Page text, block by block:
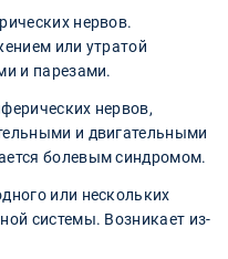
нервов.
или утратой
и парезами.
нервов,
и двигательными
болевым синдромом.
или нескольких
системы. Возникает из-